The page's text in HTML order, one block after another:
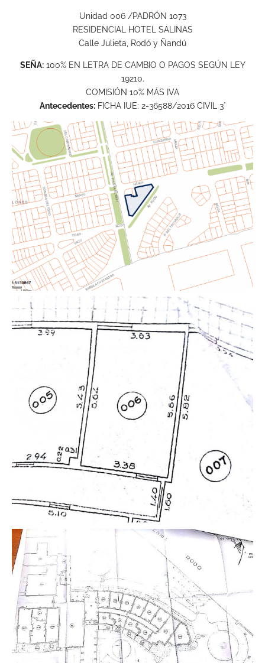
Unidad 006 /PADRÓN 1073
RESIDENCIAL HOTEL SALINAS
Calle Julieta, Rodó y Ñandú
SEÑA:100% EN LETRA DE CAMBIO O PAGOS SEGÚN LEY
19210.
COMISIÓN 10% MÁS IVA
Antecedentes:FICHA IUE: 2-36588/2016 CIVIL 3°